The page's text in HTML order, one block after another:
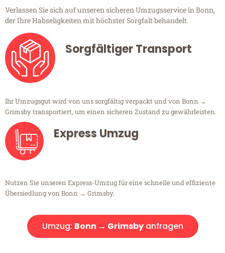
Verlassen Sie sich auf unseren sicheren Umzugsservice in Bonn,
der Ihre Habseligkeiten mit höchster Sorgfalt behandelt.
Sorgfältiger Transport
Ihr Umzugsgut wird von uns sorgfältig verpackt und von Bonn →
Grimsby transportiert, um einen sicheren Zustand zu gewährleisten.
Express Umzug
Nutzen Sie unseren Express-Umzug für eine schnelle und effiziente
Übersiedlung von Bonn → Grimsby.
Umzug: Bonn → Grimsbyanfragen